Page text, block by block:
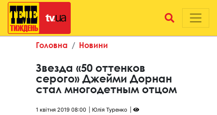
Головна Новини
Звезда «50 оттенков
серого» Джейми Дорнан
стал многодетным отцом
1 квітня 2019 08:00 Юлія Туренко